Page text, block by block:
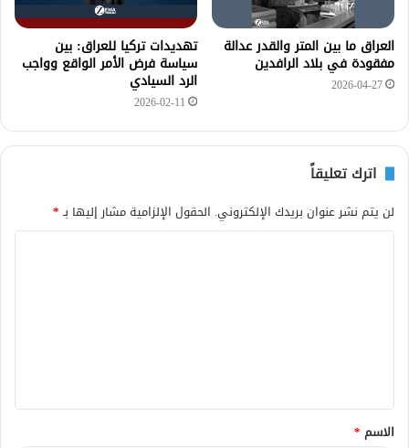
العراق ما بين المتر والقدر عدالة
مفقودة في بلاد الرافدين
2026-04-27
تهديدات تركيا للعراق: بين
سياسة فرض الأمر الواقع وواجب
الرد السيادي
2026-02-11
اترك تعليقاً
لن يتم نشر عنوان بريدك الإلكتروني. الحقول الإلزامية مشار إليها بـ*
ق
*
الاسم *